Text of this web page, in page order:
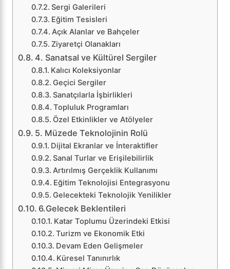
Sergi Galerileri
Eğitim Tesisleri
Açık Alanlar ve Bahçeler
Ziyaretçi Olanakları
4. Sanatsal ve Kültürel Sergiler
Kalıcı Koleksiyonlar
Geçici Sergiler
Sanatçılarla İşbirlikleri
Topluluk Programları
Özel Etkinlikler ve Atölyeler
5. Müzede Teknolojinin Rolü
Dijital Ekranlar ve İnteraktifler
Sanal Turlar ve Erişilebilirlik
Artırılmış Gerçeklik Kullanımı
Eğitim Teknolojisi Entegrasyonu
Gelecekteki Teknolojik Yenilikler
6.Gelecek Beklentileri
Katar Toplumu Üzerindeki Etkisi
Turizm ve Ekonomik Etki
Devam Eden Gelişmeler
Küresel Tanınırlık